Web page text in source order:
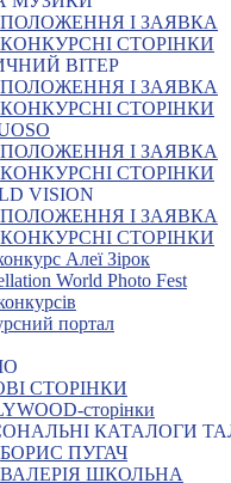
ПОЛОЖЕННЯ І ЗАЯВКА
КОНКУРСНІ СТОРІНКИ
ВІТЕР
ПОЛОЖЕННЯ І ЗАЯВКА
КОНКУРСНІ СТОРІНКИ
ПОЛОЖЕННЯ І ЗАЯВКА
КОНКУРСНІ СТОРІНКИ
VISION
ПОЛОЖЕННЯ І ЗАЯВКА
КОНКУРСНІ СТОРІНКИ
Алеї Зірок
World Photo Fest
портал
СТОРІНКИ
сторінки
КАТАЛОГИ
БОРИС ПУГАЧ
ВАЛЕРІЯ ШКОЛЬНА